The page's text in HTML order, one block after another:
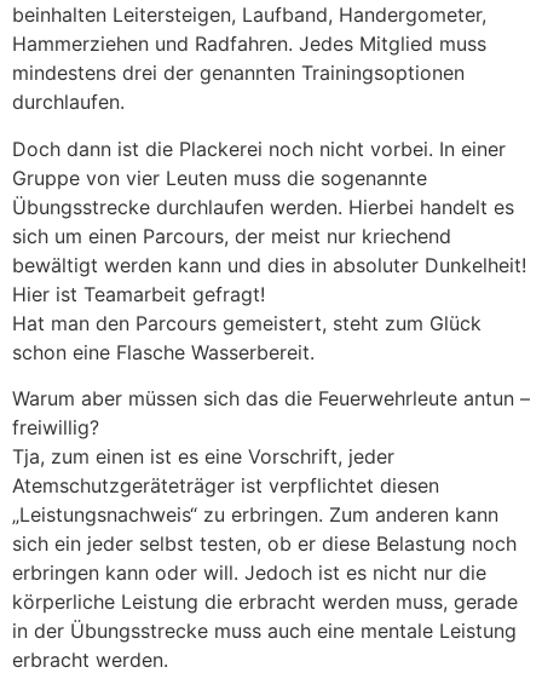
beinhalten Leitersteigen, Laufband, Handergometer,
Hammerziehen und Radfahren. Jedes Mitglied muss
mindestens drei der genannten Trainingsoptionen
durchlaufen.
Doch dann ist die Plackerei noch nicht vorbei. In einer
Gruppe von vier Leuten muss die sogenannte
Übungsstrecke durchlaufen werden. Hierbei handelt es
sich um einen Parcours, der meist nur kriechend
bewältigt werden kann und dies in absoluter Dunkelheit!
Hier ist Teamarbeit gefragt!
Hat man den Parcours gemeistert, steht zum Glück
schon eine Flasche Wasserbereit.
Warum aber müssen sich das die Feuerwehrleute antun –
freiwillig?
Tja, zum einen ist es eine Vorschrift, jeder
Atemschutzgeräteträger ist verpflichtet diesen
„Leistungsnachweis“ zu erbringen. Zum anderen kann
sich ein jeder selbst testen, ob er diese Belastung noch
erbringen kann oder will. Jedoch ist es nicht nur die
körperliche Leistung die erbracht werden muss, gerade
in der Übungsstrecke muss auch eine mentale Leistung
erbracht werden.